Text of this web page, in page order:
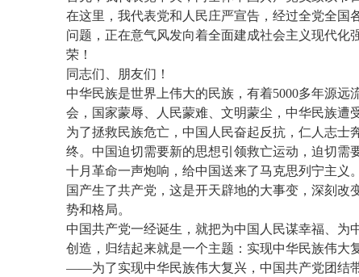
在这里，我代表党和人民庄严宣告，经过全党全国
问题，正在意气风发向着全面建成社会主义现代
荣！
同志们、朋友们！
中华民族是世界上伟大的民族，有着5000多年源
会，国家蒙辱、人民蒙难、文明蒙尘，中华民族遭
为了拯救民族危亡，中国人民奋起反抗，仁人志
终。中国迫切需要新的思想引领救亡运动，迫切需
十月革命一声炮响，给中国送来了马克思列宁主义
国产生了共产党，这是开天辟地的大事变，深刻
势和格局。
中国共产党一经诞生，就把为中国人民谋幸福、
创造，归结起来就是一个主题：实现中华民族伟大
——为了实现中华民族伟大复兴，中国共产党团结